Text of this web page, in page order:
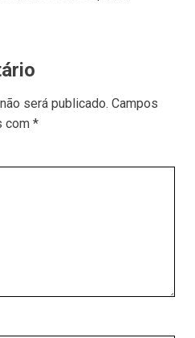
será publicado. Campos
com *